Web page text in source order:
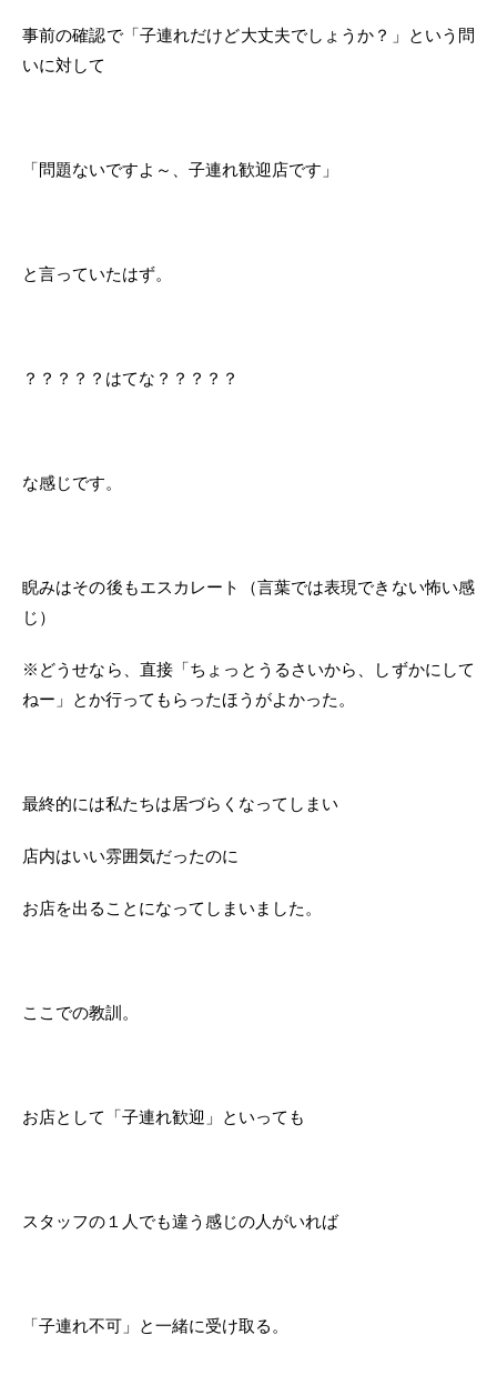
事前の確認で「子連れだけど大丈夫でしょうか？」という問
いに対して
「問題ないですよ～、子連れ歓迎店です」
と言っていたはず。
？？？？？はてな？？？？？
な感じです。
睨みはその後もエスカレート（言葉では表現できない怖い感
じ）
※どうせなら、直接「ちょっとうるさいから、しずかにして
ねー」とか行ってもらったほうがよかった。
最終的には私たちは居づらくなってしまい
店内はいい雰囲気だったのに
お店を出ることになってしまいました。
ここでの教訓。
お店として「子連れ歓迎」といっても
スタッフの１人でも違う感じの人がいれば
「子連れ不可」と一緒に受け取る。